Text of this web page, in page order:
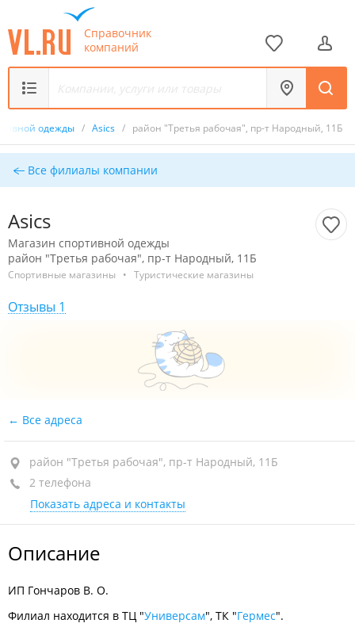
Справочник
компаний
одежды / Asics / район "Третья рабочая", пр-т Народный, 11Б
Все филиалы компании
Asics
Магазин спортивной одежды
район "Третья рабочая", пр-т Народный, 11Б
Спортивные магазины • Туристические магазины
Отзывы 1
Все адреса
район "Третья рабочая", пр-т Народный, 11Б
2 телефона
Показать адреса и контакты
Описание
ИП Гончаров В. О.
Филиал находится в ТЦ "Универсам", ТК "Гермес".